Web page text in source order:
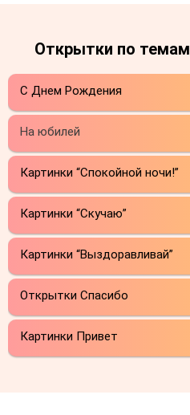
Открытки по темам
С Днем Рождения
На юбилей
Картинки “Спокойной ночи!”
Картинки “Скучаю”
Картинки “Выздоравливай”
Открытки Спасибо
Картинки Привет